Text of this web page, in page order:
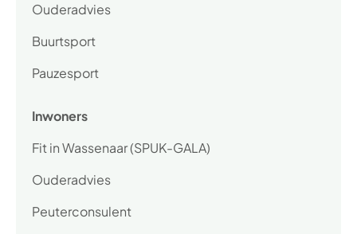
Ouderadvies
Buurtsport
Pauzesport
Inwoners
Fit in Wassenaar (SPUK-GALA)
Ouderadvies
Peuterconsulent